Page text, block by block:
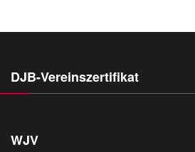
DJB-Vereinszertifikat
WJV